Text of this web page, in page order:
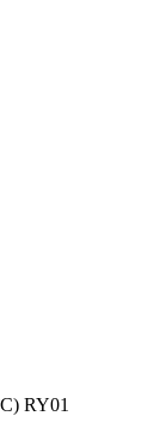
RY01